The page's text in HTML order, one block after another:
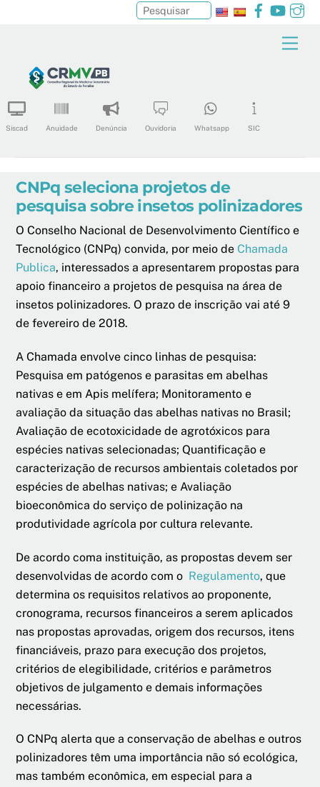
content
Facebook
Siscad Anuidade Denúncia Ouvidoria Whatsapp SIC
Pesquisar
CNPq seleciona projetos de
pesquisa sobre insetos polinizadores
O Conselho Nacional de Desenvolvimento Científico e
Tecnológico (CNPq) convida, por meio de Chamada
Publica, interessados a apresentarem propostas para
apoio financeiro a projetos de pesquisa na área de
insetos polinizadores. O prazo de inscrição vai até 9
de fevereiro de 2018.
A Chamada envolve cinco linhas de pesquisa:
Pesquisa em patógenos e parasitas em abelhas
nativas e em Apis melífera; Monitoramento e
avaliação da situação das abelhas nativas no Brasil;
Avaliação de ecotoxicidade de agrotóxicos para
espécies nativas selecionadas; Quantificação e
caracterização de recursos ambientais coletados por
espécies de abelhas nativas; e Avaliação
bioeconômica do serviço de polinização na
produtividade agrícola por cultura relevante.
De acordo coma instituição, as propostas devem ser
desenvolvidas de acordo com o Regulamento, que
determina os requisitos relativos ao proponente,
cronograma, recursos financeiros a serem aplicados
nas propostas aprovadas, origem dos recursos, itens
financiáveis, prazo para execução dos projetos,
critérios de elegibilidade, critérios e parâmetros
objetivos de julgamento e demais informações
necessárias.
O CNPq alerta que a conservação de abelhas e outros
polinizadores têm uma importância não só ecológica,
mas também econômica, em especial para a